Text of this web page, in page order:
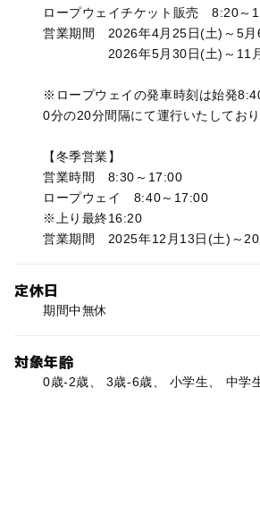
ロープウェイチケット販売 8:20～
営業期間 2026年4月25日(土)～5月
2026年5月30日(土)～11月
※ロープウェイの発車時刻は始発
0分の20分間隔にて運行いたしてお
【冬季営業】
営業時間 8:30～17:00
ロープウェイ 8:40～17:00
※上り最終16:20
営業期間 2025年12月13日(土)～
定休日
期間中無休
対象年齢
0歳-2歳、 3歳-6歳、 小学生、 中学